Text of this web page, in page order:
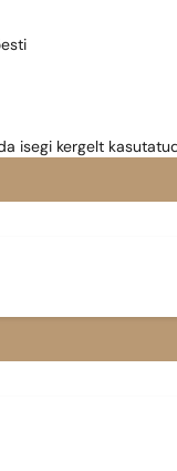
isegi kergelt